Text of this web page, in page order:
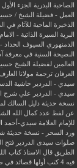
الصاحبة البدرية
الجزء
العمل - فضيلة الشيخ /
الذخيرة الماحية للآثام في
البرية
السيرة الذاتية -
الدمنهوري
السيوف
النصيحة السنية في
العالمين لفضيلة الشيخ
العرفان ترجمة مولانا
سيدي - الدردير
حاشية
سيدي - الدردير علي شرح
نسخة حديثة دليل السالك
عن لفظ عدد كمال الله
للإمام العلامة سيدي-أحمد
ورد السحر - نسخة حديثة
صلوات سيدى الدردير فتح
الطريق
قال الاستاذ كتاب
فيه 4 كتب أولها قصائد في طريق الصوفية